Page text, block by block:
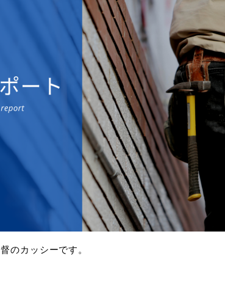
のカッシーです。